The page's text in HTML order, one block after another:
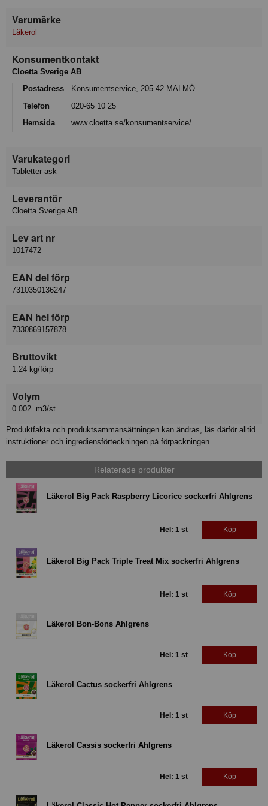
Varumärke
Läkerol
Konsumentkontakt
Cloetta Sverige AB
Postadress
Konsumentservice, 205 42 MALMÖ
Telefon
020-65 10 25
Hemsida
www.cloetta.se/konsumentservice/
Varukategori
Tabletter ask
Leverantör
Cloetta Sverige AB
Lev art nr
1017472
EAN del förp
7310350136247
EAN hel förp
7330869157878
Bruttovikt
1.24 kg/förp
Volym
0.002 m3/st
Produktfakta och produktsammansättningen kan ändras, läs därför alltid
instruktioner och ingrediensförteckningen på förpackningen.
Relaterade produkter
Läkerol Big Pack Raspberry Licorice sockerfri Ahlgrens
Hel: 1 st Köp
Läkerol Big Pack Triple Treat Mix sockerfri Ahlgrens
Hel: 1 st Köp
Läkerol Bon-Bons Ahlgrens
Hel: 1 st Köp
Läkerol Cactus sockerfri Ahlgrens
Hel: 1 st Köp
Läkerol Cassis sockerfri Ahlgrens
Hel: 1 st Köp